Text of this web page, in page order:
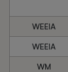
WEEIA
WEEIA
WM